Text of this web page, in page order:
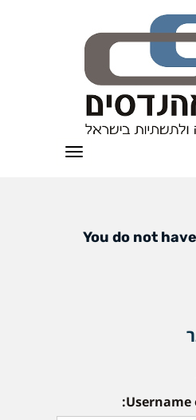
תפריט
You do not
Username